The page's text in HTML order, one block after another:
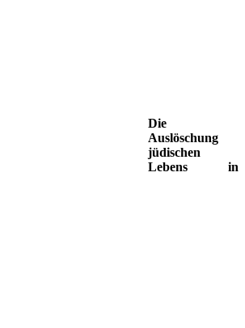
Die
Auslöschung
jüdischen
Lebens in